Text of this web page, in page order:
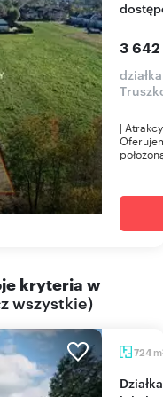
3 642
|
kryteria w
wszystkie)
724 m
Działka 724 m² z domem w Krakowie, świetna